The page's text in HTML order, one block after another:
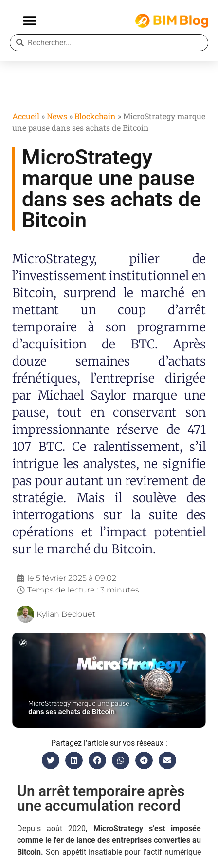
Accueil »News »Blockchain » MicroStrategy marque
une pause dans ses achats de Bitcoin
MicroStrategy
marque une pause
dans ses achats de
Bitcoin
MicroStrategy, pilier de
l’investissement institutionnel en
Bitcoin, surprend le marché en
mettant un coup d’arrêt
temporaire à son programme
d’acquisition de BTC. Après
douze semaines d’achats
frénétiques, l’entreprise dirigée
par Michael Saylor marque une
pause, tout en conservant son
impressionnante réserve de 471
107 BTC. Ce ralentissement, s’il
intrigue les analystes, ne signifie
pas pour autant un revirement de
stratégie. Mais il soulève des
interrogations sur la suite des
opérations et l’impact potentiel
sur le marché du Bitcoin.
le 5 février 2025 à 09:02
Temps de lecture : 3 minutes
Kylian Bedouet
Partagez l’article sur vos réseaux :
Un arrêt temporaire après
une accumulation record
Depuis août 2020, MicroStrategy s’est imposée
comme le fer de lance des entreprises converties au
Bitcoin. Son appétit insatiable pour l’actif numérique